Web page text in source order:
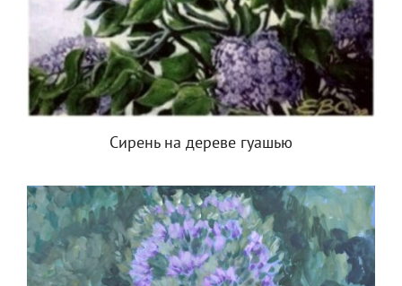
Сирень на дереве гуашью